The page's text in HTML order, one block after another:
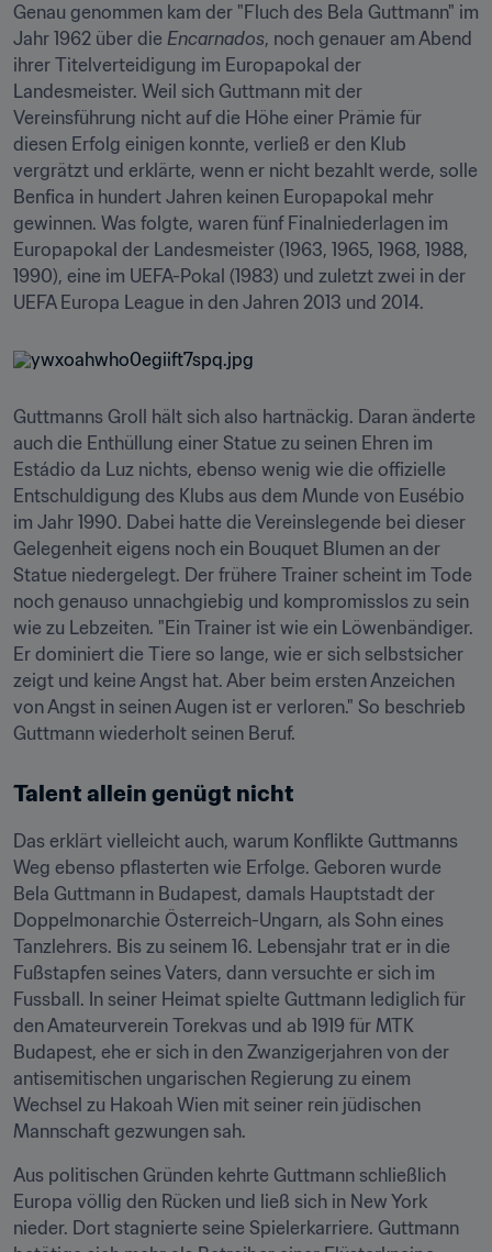
Genau genommen kam der "Fluch des Bela Guttmann" im
Jahr 1962 über die Encarnados, noch genauer am Abend
ihrer Titelverteidigung im Europapokal der
Landesmeister. Weil sich Guttmann mit der
Vereinsführung nicht auf die Höhe einer Prämie für
diesen Erfolg einigen konnte, verließ er den Klub
vergrätzt und erklärte, wenn er nicht bezahlt werde, solle
Benfica in hundert Jahren keinen Europapokal mehr
gewinnen. Was folgte, waren fünf Finalniederlagen im
Europapokal der Landesmeister (1963, 1965, 1968, 1988,
1990), eine im UEFA-Pokal (1983) und zuletzt zwei in der
UEFA Europa League in den Jahren 2013 und 2014.
Guttmanns Groll hält sich also hartnäckig. Daran änderte
auch die Enthüllung einer Statue zu seinen Ehren im
Estádio da Luz nichts, ebenso wenig wie die offizielle
Entschuldigung des Klubs aus dem Munde von Eusébio
im Jahr 1990. Dabei hatte die Vereinslegende bei dieser
Gelegenheit eigens noch ein Bouquet Blumen an der
Statue niedergelegt. Der frühere Trainer scheint im Tode
noch genauso unnachgiebig und kompromisslos zu sein
wie zu Lebzeiten. "Ein Trainer ist wie ein Löwenbändiger.
Er dominiert die Tiere so lange, wie er sich selbstsicher
zeigt und keine Angst hat. Aber beim ersten Anzeichen
von Angst in seinen Augen ist er verloren." So beschrieb
Guttmann wiederholt seinen Beruf.
Talent allein genügt nicht
Das erklärt vielleicht auch, warum Konflikte Guttmanns
Weg ebenso pflasterten wie Erfolge. Geboren wurde
Bela Guttmann in Budapest, damals Hauptstadt der
Doppelmonarchie Österreich-Ungarn, als Sohn eines
Tanzlehrers. Bis zu seinem 16. Lebensjahr trat er in die
Fußstapfen seines Vaters, dann versuchte er sich im
Fussball. In seiner Heimat spielte Guttmann lediglich für
den Amateurverein Torekvas und ab 1919 für MTK
Budapest, ehe er sich in den Zwanzigerjahren von der
antisemitischen ungarischen Regierung zu einem
Wechsel zu Hakoah Wien mit seiner rein jüdischen
Mannschaft gezwungen sah.
Aus politischen Gründen kehrte Guttmann schließlich
Europa völlig den Rücken und ließ sich in New York
nieder. Dort stagnierte seine Spielerkarriere. Guttmann